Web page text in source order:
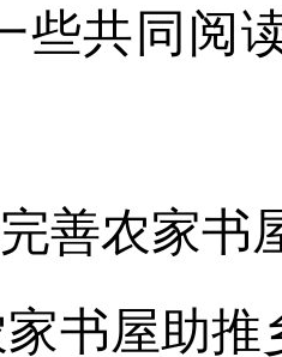
些共同阅
善农家书
书屋助